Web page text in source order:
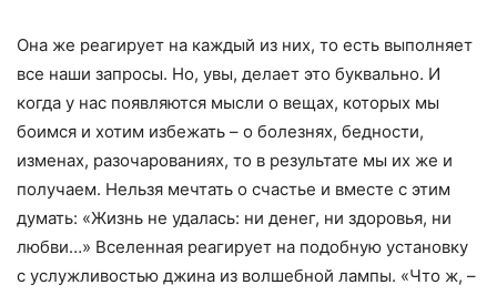
Она же реагирует на каждый из них, то есть выполняет
все наши запросы. Но, увы, делает это буквально. И
когда у нас появляются мысли о вещах, которых мы
боимся и хотим избежать – о болезнях, бедности,
изменах, разочарованиях, то в результате мы их же и
получаем. Нельзя мечтать о счастье и вместе с этим
думать: «Жизнь не удалась: ни денег, ни здоровья, ни
любви…» Вселенная реагирует на подобную установку
с услужливостью джина из волшебной лампы. «Что ж, –